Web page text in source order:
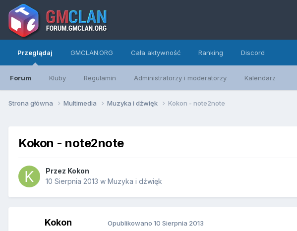
Przeglądaj
Forum Kluby Regulamin Administratorzy i moderatorzy Kalendarz
GMCLAN.ORG Cała aktywność Ranking Discord
Strona główna Multimedia Muzyka i dźwięk Kokon - note2note
Kokon - note2note
Przez Kokon
10 Sierpnia 2013 w Muzyka i dźwięk
Kokon Opublikowano 10 Sierpnia 2013